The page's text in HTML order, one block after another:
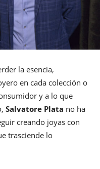
la esencia,
en cada colección o
y a lo que
Salvatore Plata no ha
creando joyas con
trasciende lo